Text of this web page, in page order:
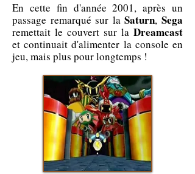
En cette fin d'année 2001, après un
passage remarqué sur laSaturn,Sega
remettait le couvert sur la Dreamcast
et continuait d'alimenter la console en
jeu, mais plus pour longtemps !